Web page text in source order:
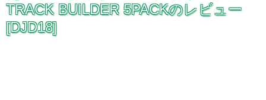
TRACK BUILDER 5PACKのレビュー
[DJD18]